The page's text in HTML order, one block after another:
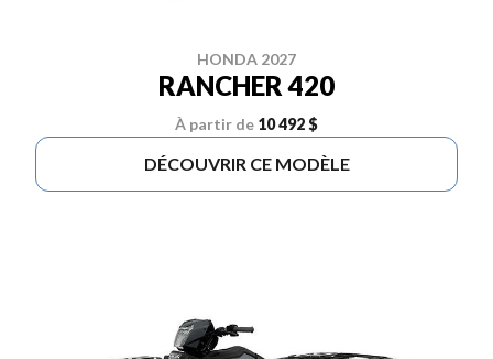
HONDA 2027
RANCHER 420
À partir de 10 492 $
DÉCOUVRIR CE MODÈLE